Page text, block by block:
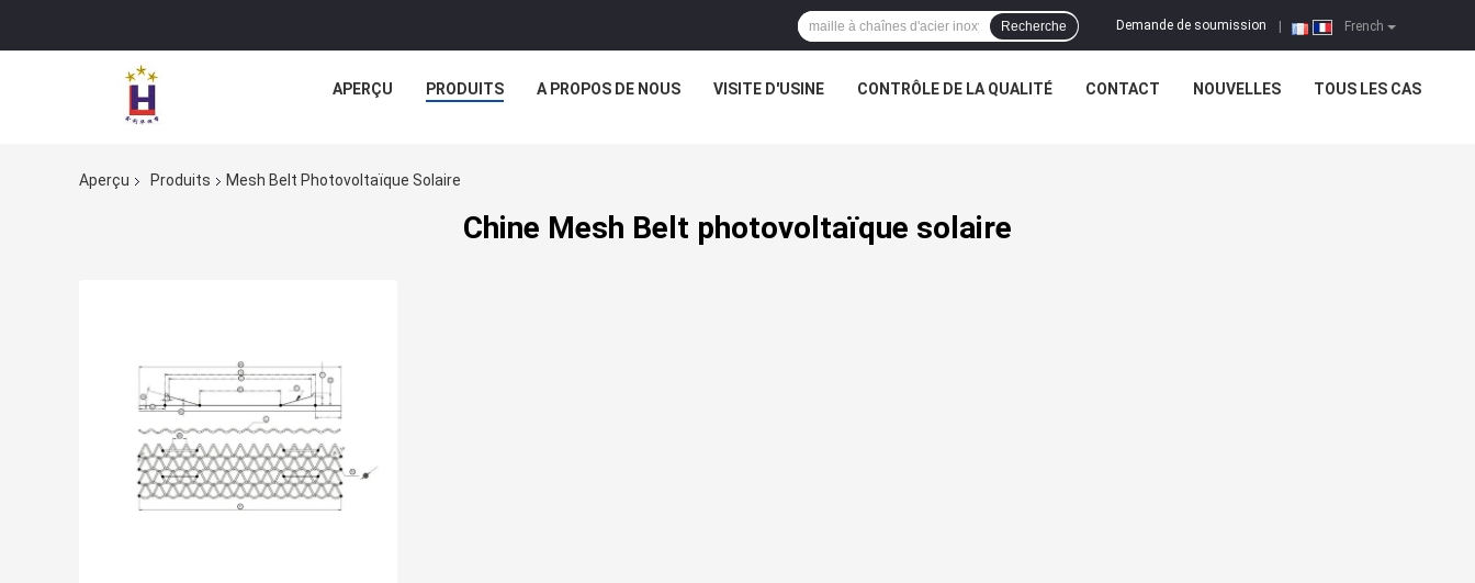
French
Demande de soumission
Recherche
APERÇU PRODUITS A PROPOS DE NOUS VISITE D'USINE CONTRÔLE DE LA QUALITÉ CONTACT NOUVELLES TOUS LES CAS
Aperçu Produits Mesh Belt Photovoltaïque Solaire
Chine Mesh Belt photovoltaïque solaire